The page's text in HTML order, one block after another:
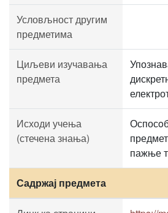
Условљност другим
предметима
Циљеви изучавања
предмета
Исходи учења
(стечена знања)
пажње
Садржај предмета